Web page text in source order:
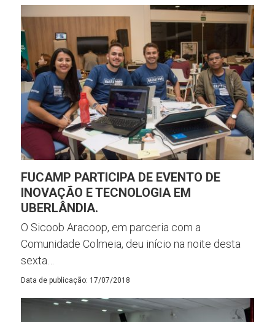
FUCAMP PARTICIPA DE EVENTO DE
INOVAÇÃO E TECNOLOGIA EM
UBERLÂNDIA.
O Sicoob Aracoop, em parceria com a
Comunidade Colmeia, deu início na noite desta
sexta…
Data de publicação: 17/07/2018